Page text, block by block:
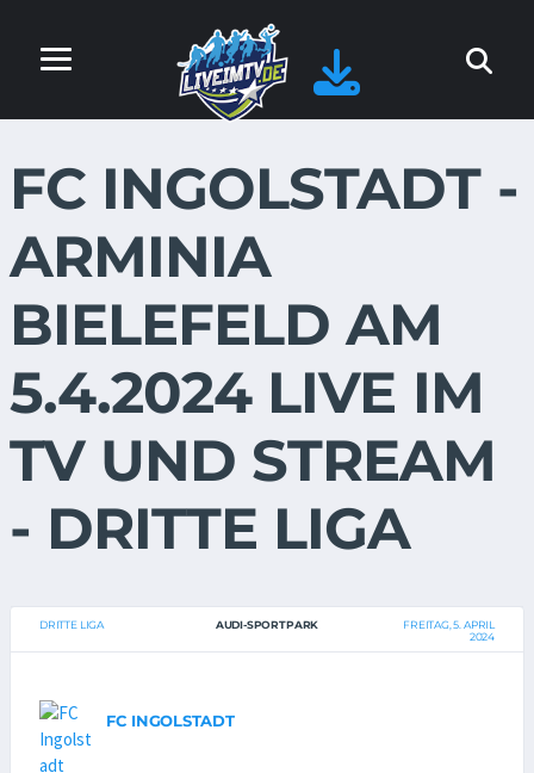
FC INGOLSTADT -
ARMINIA
BIELEFELD AM
5.4.2024 LIVE IM
TV UND STREAM
- DRITTE LIGA
DRITTE LIGA AUDI-SPORTPARK
FREITAG, 5. APRIL
2024
FC INGOLSTADT